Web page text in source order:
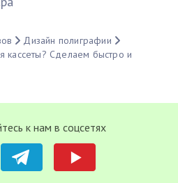
Дизайн полиграфии
кассеты? Сделаем быстро и
к нам в соцсетях